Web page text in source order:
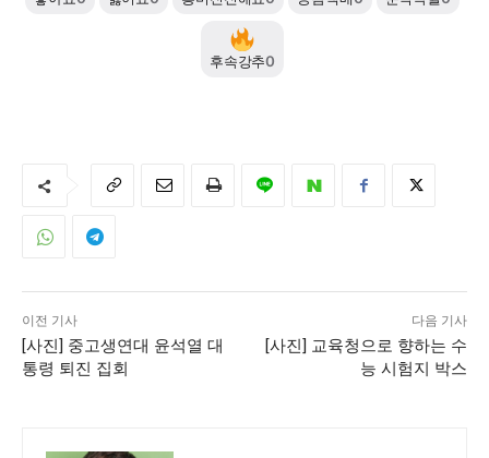
후속강추0
이전 기사
[사진] 중고생연대 윤석열 대
통령 퇴진 집회
다음 기사
[사진] 교육청으로 향하는 수
능 시험지 박스